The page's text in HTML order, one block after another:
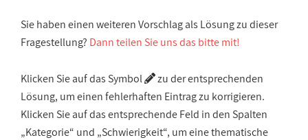
Sie haben einen weiteren Vorschlag als Lösung zu dieser
Fragestellung? Dann teilen Sie uns das bitte mit!
Klicken Sie auf das Symbol
zu der entsprechenden
Lösung, um einen fehlerhaften Eintrag zu korrigieren.
Klicken Sie auf das entsprechende Feld in den Spalten
„Kategorie“ und „Schwierigkeit“, um eine thematische